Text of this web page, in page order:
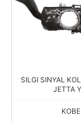
SILGI SINYAL
JETTA
KOBE